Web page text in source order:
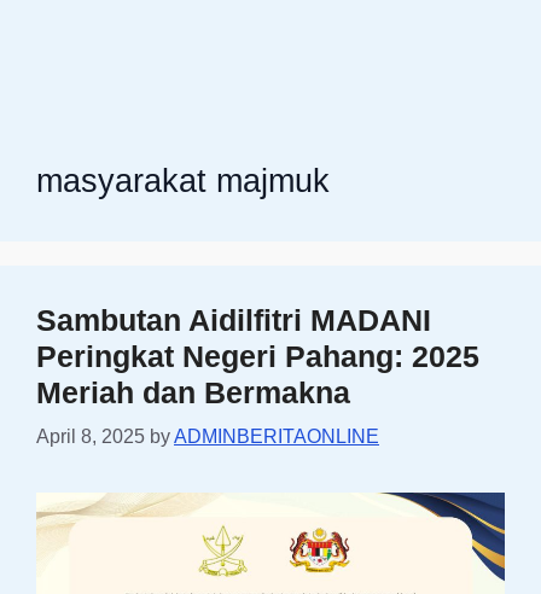
masyarakat majmuk
Sambutan Aidilfitri MADANI
Peringkat Negeri Pahang: 2025
Meriah dan Bermakna
April 8, 2025 byADMINBERITAONLINE